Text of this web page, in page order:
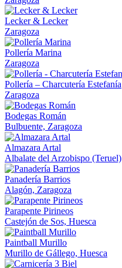
Lecker & Lecker
Zaragoza
Pollería Marina
Zaragoza
Pollería – Charcutería Estefanía
Zaragoza
Bodegas Román
Bulbuente, Zaragoza
Almazara Artal
Albalate del Arzobispo (Teruel)
Panadería Barrios
Alagón, Zaragoza
Parapente Pirineos
Castejón de Sos, Huesca
Paintball Murillo
Murillo de Gállego, Huesca